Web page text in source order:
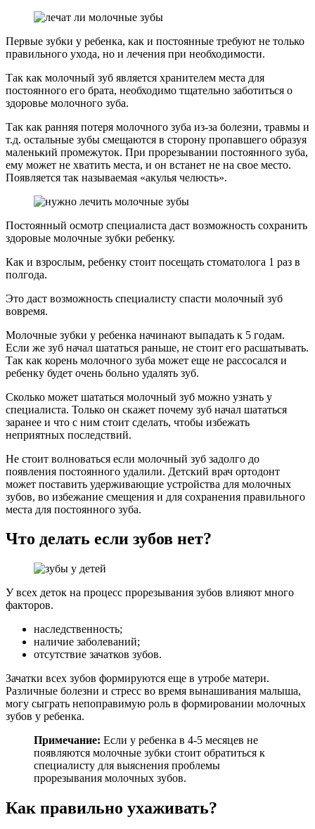
Первые зубки у ребенка, как и постоянные требуют не только
правильного ухода, но и лечения при необходимости.
Так как молочный зуб является хранителем места для
постоянного его брата, необходимо тщательно заботиться о
здоровье молочного зуба.
Так как ранняя потеря молочного зуба из-за болезни, травмы и
т.д. остальные зубы смещаются в сторону пропавшего образуя
маленький промежуток. При прорезывании постоянного зуба,
ему может не хватить места, и он встанет не на свое место.
Появляется так называемая «акулья челюсть».
Постоянный осмотр специалиста даст возможность сохранить
здоровые молочные зубки ребенку.
Как и взрослым, ребенку стоит посещать стоматолога 1 раз в
полгода.
Это даст возможность специалисту спасти молочный зуб
вовремя.
Молочные зубки у ребенка начинают выпадать к 5 годам.
Если же зуб начал шататься раньше, не стоит его расшатывать.
Так как корень молочного зуба может еще не рассосался и
ребенку будет очень больно удалять зуб.
Сколько может шататься молочный зуб можно узнать у
специалиста. Только он скажет почему зуб начал шататься
заранее и что с ним стоит сделать, чтобы избежать
неприятных последствий.
Не стоит волноваться если молочный зуб задолго до
появления постоянного удалили. Детский врач ортодонт
может поставить удерживающие устройства для молочных
зубов, во избежание смещения и для сохранения правильного
места для постоянного зуба.
Что делать если зубов нет?
У всех деток на процесс прорезывания зубов влияют много
факторов.
наследственность;
наличие заболеваний;
отсутствие зачатков зубов.
Зачатки всех зубов формируются еще в утробе матери.
Различные болезни и стресс во время вынашивания малыша,
могу сыграть непоправимую роль в формировании молочных
зубов у ребенка.
Примечание: Если у ребенка в 4-5 месяцев не
появляются молочные зубки стоит обратиться к
специалисту для выяснения проблемы
прорезывания молочных зубов.
Как правильно ухаживать?